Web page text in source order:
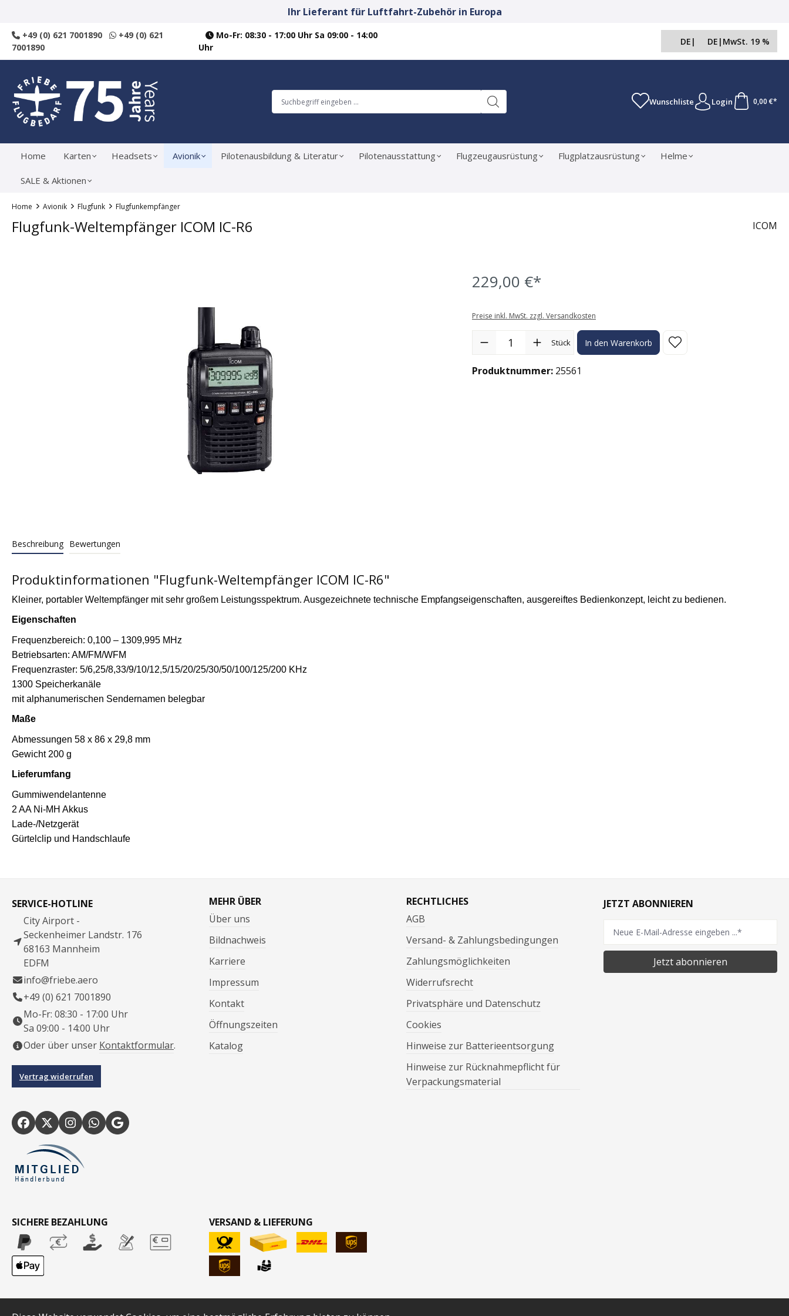
Ihr Lieferant für Luftfahrt-Zubehör in Europa
+49 (0) 621 7001890
+49 (0) 621
7001890
Mo-Fr: 08:30 - 17:00 Uhr Sa 09:00 - 14:00
Uhr
DE | DE | MwSt. 19 %
Wunschliste Login 0,00 €*
Home Karten Headsets Avionik Pilotenausbildung & Literatur Pilotenausstattung Flugzeugausrüstung Flugplatzausrüstung Helme
SALE & Aktionen
Home Avionik Flugfunk Flugfunkempfänger
Flugfunk-Weltempfänger ICOM IC-R6 ICOM
229,00 €*
Preise inkl. MwSt. zzgl. Versandkosten
Produkt Anzahl: Gib den gewünschten Wert ein oder benutze die
Stück In den Warenkorb
Produktnummer: 25561
Beschreibung Bewertungen
Produktinformationen "Flugfunk-Weltempfänger ICOM IC-R6"
Kleiner, portabler Weltempfänger mit sehr großem Leistungsspektrum. Ausgezeichnete technische Empfangseigenschaften, ausgereiftes Bedienkonzept, leicht zu bedienen.
Eigenschaften
Frequenzbereich: 0,100 – 1309,995 MHz
Betriebsarten: AM/FM/WFM
Frequenzraster: 5/6,25/8,33/9/10/12,5/15/20/25/30/50/100/125/200 KHz
1300 Speicherkanäle
mit alphanumerischen Sendernamen belegbar
Maße
Abmessungen 58 x 86 x 29,8 mm
Gewicht 200 g
Lieferumfang
Gummiwendelantenne
2 AA Ni-MH Akkus
Lade-/Netzgerät
Gürtelclip und Handschlaufe
SERVICE-HOTLINE
City Airport -
Seckenheimer Landstr. 176
68163 Mannheim
EDFM
info@friebe.aero
+49 (0) 621 7001890
Mo-Fr: 08:30 - 17:00 Uhr
Sa 09:00 - 14:00 Uhr
Oder über unser Kontaktformular.
Vertrag widerrufen
MEHR ÜBER
Über uns
Bildnachweis
Karriere
Impressum
Kontakt
Öffnungszeiten
Katalog
RECHTLICHES
AGB
Versand- & Zahlungsbedingungen
Zahlungsmöglichkeiten
Widerrufsrecht
Privatsphäre und Datenschutz
Cookies
Hinweise zur Batterieentsorgung
Hinweise zur Rücknahmepflicht für
Verpackungsmaterial
JETZT ABONNIEREN
Jetzt abonnieren
SICHERE BEZAHLUNG VERSAND & LIEFERUNG